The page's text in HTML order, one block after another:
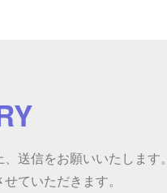
送信をお願いいたします。
ていただきます。